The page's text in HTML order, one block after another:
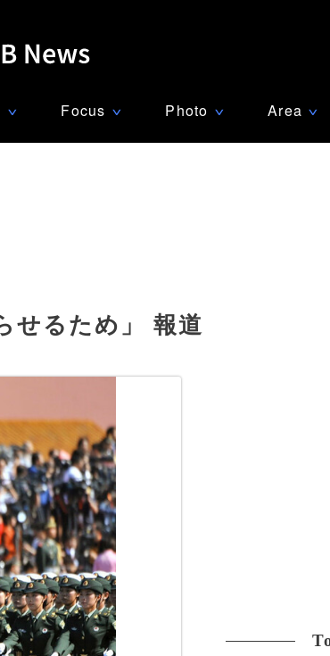
∨ Focus ∨ Photo ∨ Area ∨
せるため」 報道